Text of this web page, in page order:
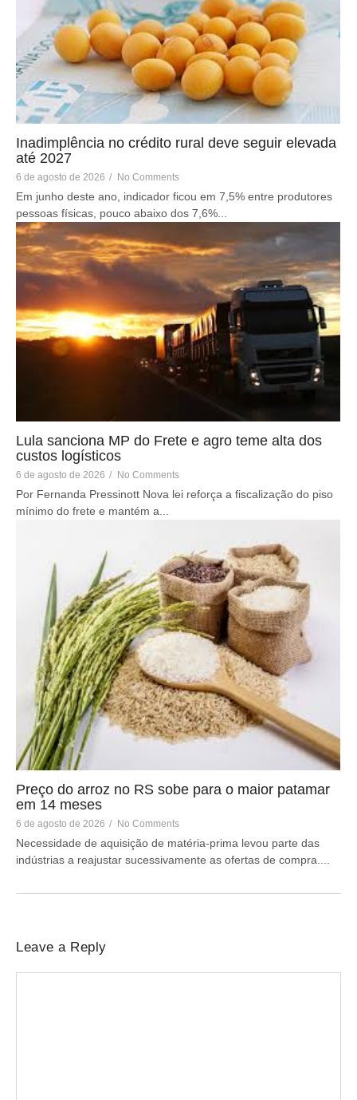
Inadimplência no crédito rural deve seguir elevada
até 2027
6 de agosto de 2026 / No Comments
Em junho deste ano, indicador ficou em 7,5% entre produtores
pessoas físicas, pouco abaixo dos 7,6%...
Lula sanciona MP do Frete e agro teme alta dos
custos logísticos
6 de agosto de 2026 / No Comments
Por Fernanda Pressinott Nova lei reforça a fiscalização do piso
mínimo do frete e mantém a...
Preço do arroz no RS sobe para o maior patamar
em 14 meses
6 de agosto de 2026 / No Comments
Necessidade de aquisição de matéria-prima levou parte das
indústrias a reajustar sucessivamente as ofertas de compra....
Leave a Reply